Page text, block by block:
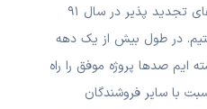
با افزایش روزافزون استفاده از انرژی های تجدید پذیر در سال ۹۱
در طول بیش از یک دهه
ایم صدها پروژه موفق را راه
با سایر فروشندگان